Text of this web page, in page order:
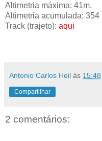
Altimetria máxima: 41m.
Altimetria acumulada: 354
Track (trajeto): aqui
Antonio Carlos Heil às 15:48
Compartilhar
2 comentários: